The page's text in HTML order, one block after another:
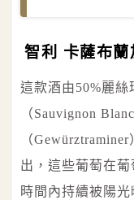
智利 卡薩布
這款酒由50%麗絲
（Sauvignon
（
出，這些葡萄在
時間內持續被陽